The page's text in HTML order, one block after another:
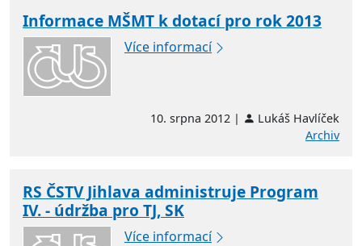
Informace MŠMT k dotací pro rok 2013
Více informací
10. srpna 2012 |
Lukáš Havlíček
Archiv
RS ČSTV Jihlava administruje Program
IV. - údržba pro TJ, SK
Více informací